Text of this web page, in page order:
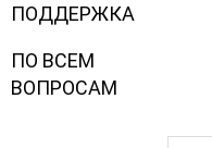
ПОДДЕРЖКА
ПО ВСЕМ
ВОПРОСАМ